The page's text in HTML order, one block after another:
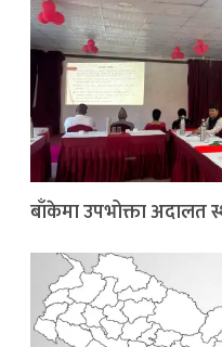
बाँकेमा उपभोक्ता अदालत